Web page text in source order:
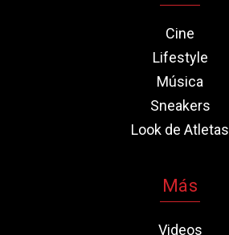
Cine
Lifestyle
Música
Sneakers
Look de Atletas
Más
Videos